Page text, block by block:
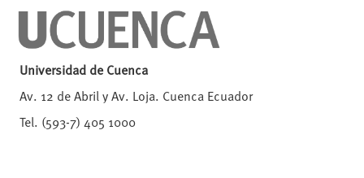
Universidad de Cuenca
Av. 12 de Abril y Av. Loja. Cuenca Ecuador
Tel. (593-7) 405 1000